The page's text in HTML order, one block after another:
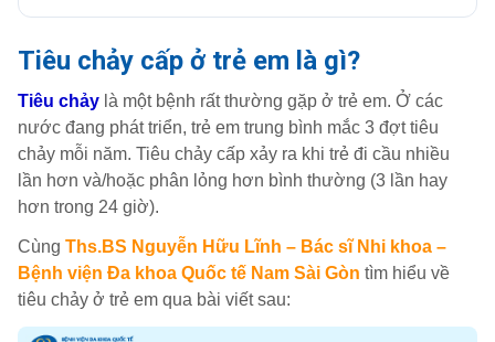
Tiêu chảy cấp ở trẻ em là gì?
Tiêu chảy là một bệnh rất thường gặp ở trẻ em. Ở các
nước đang phát triển, trẻ em trung bình mắc 3 đợt tiêu
chảy mỗi năm. Tiêu chảy cấp xảy ra khi trẻ đi cầu nhiều
lần hơn và/hoặc phân lỏng hơn bình thường (3 lần hay
hơn trong 24 giờ).
Cùng Ths.BS Nguyễn Hữu Lĩnh – Bác sĩ Nhi khoa –
Bệnh viện Đa khoa Quốc tế Nam Sài Gòn tìm hiểu về
tiêu chảy ở trẻ em qua bài viết sau: